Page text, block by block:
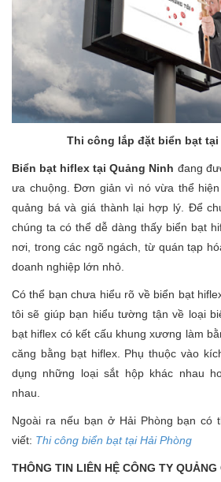
Thi công lắp đặt biển bạt tại
Biển bạt hiflex tại Quảng Ninh đang
ưa chuộng. Đơn giản vì nó vừa thể
quảng bá và giá thành lại hợp lý. Để
chúng ta có thể dễ dàng thấy biển bạt
nơi, trong các ngõ ngách, từ quán tạp
doanh nghiệp lớn nhỏ.
Có thể bạn chưa hiểu rõ về biển bạt
tôi sẽ giúp bạn hiểu tường tận về loại
bạt hiflex có kết cấu khung xương làm
căng bằng bạt hiflex. Phụ thuộc vào
dụng những loại sắt hộp khác nhau
nhau.
Ngoài ra nếu bạn ở Hải Phòng bạn có
viết: Thi công biển bạt tại Hải Phòng
THÔNG TIN LIÊN HỆ CÔNG TY QUẢNG